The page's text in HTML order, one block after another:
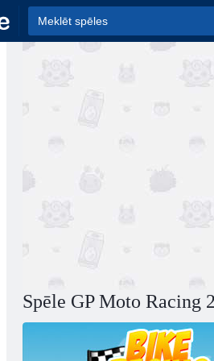
Spēle GP Moto Racing